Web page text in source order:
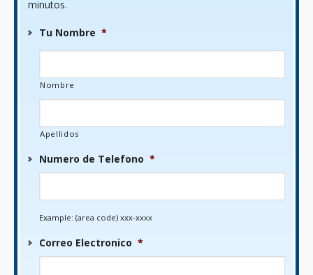
minutos.
Tu Nombre *
Nombre
Apellidos
Numero de Telefono *
Example: (area code) xxx-xxxx
Correo Electronico *